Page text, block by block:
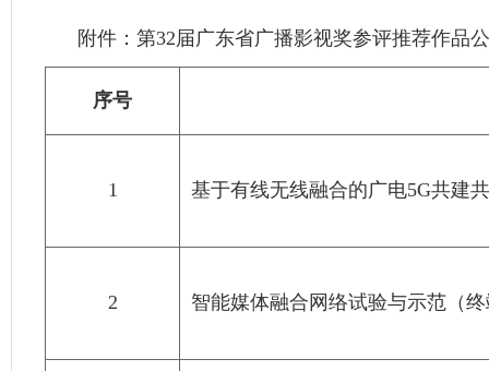
附件：第32届广东省广播影视奖参评推荐作品
序号
1 基于有线无线融合的广电5G共建
2 智能媒体融合网络试验与示范（